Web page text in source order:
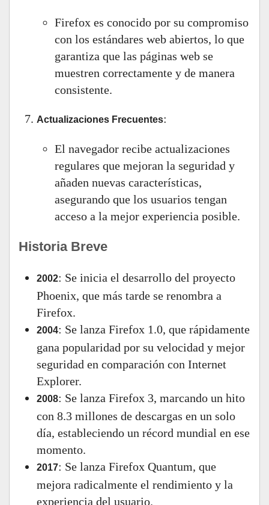
Firefox es conocido por su compromiso
con los estándares web abiertos, lo que
garantiza que las páginas web se
muestren correctamente y de manera
consistente.
Actualizaciones Frecuentes:
El navegador recibe actualizaciones
regulares que mejoran la seguridad y
añaden nuevas características,
asegurando que los usuarios tengan
acceso a la mejor experiencia posible.
Historia Breve
2002: Se inicia el desarrollo del proyecto
Phoenix, que más tarde se renombra a
Firefox.
2004: Se lanza Firefox 1.0, que rápidamente
gana popularidad por su velocidad y mejor
seguridad en comparación con Internet
Explorer.
2008: Se lanza Firefox 3, marcando un hito
con 8.3 millones de descargas en un solo
día, estableciendo un récord mundial en ese
momento.
2017: Se lanza Firefox Quantum, que
mejora radicalmente el rendimiento y la
experiencia del usuario.